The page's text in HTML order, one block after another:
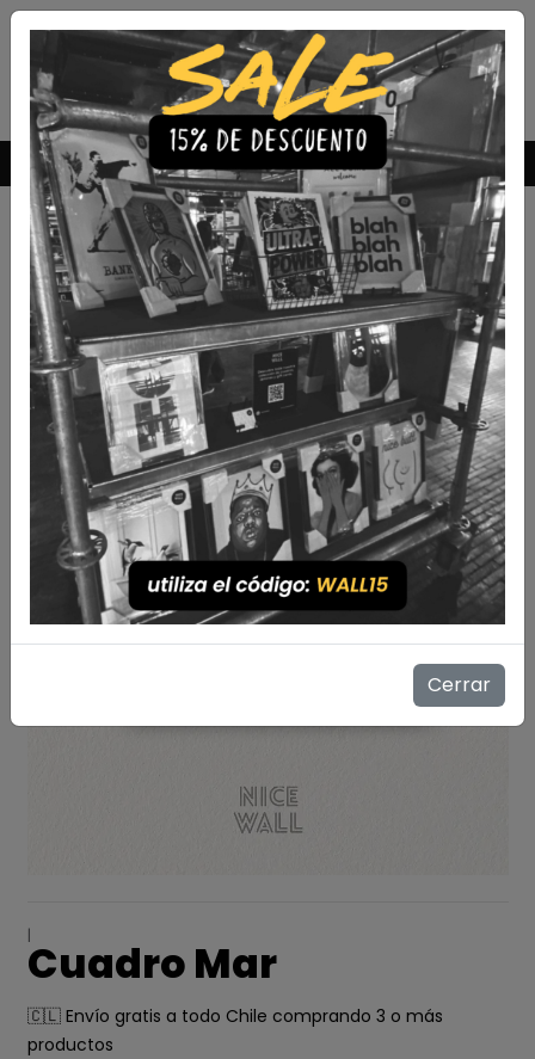
Envío Gratis a todo Chile comprando 3 o más productos
|
Cuadro Mar
🇨🇱 Envío gratis a todo Chile comprando 3 o más
productos
Cerrar